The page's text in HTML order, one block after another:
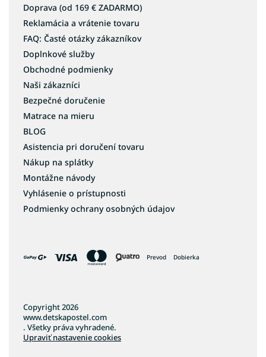
Doprava (od 169 € ZADARMO)
Reklamácia a vrátenie tovaru
FAQ: Časté otázky zákazníkov
Doplnkové služby
Obchodné podmienky
Naši zákazníci
Bezpečné doručenie
Matrace na mieru
BLOG
Asistencia pri doručení tovaru
Nákup na splátky
Montážne návody
Vyhlásenie o prístupnosti
Podmienky ochrany osobných údajov
Prevod Dobierka
Copyright 2026
www.detskapostel.com
. Všetky práva vyhradené.
Upraviť nastavenie cookies